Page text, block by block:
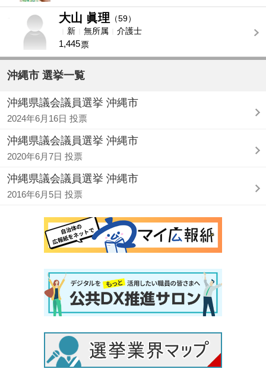
大山 眞理 （59）
新
無所属 介護士
1,445票
沖縄市 選挙一覧
沖縄県議会議員選挙 沖縄市
2024年6月16日 投票
沖縄県議会議員選挙 沖縄市
2020年6月7日 投票
沖縄県議会議員選挙 沖縄市
2016年6月5日 投票